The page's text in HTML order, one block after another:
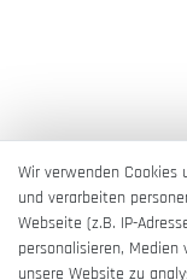
Wir verwenden Cookies
und verarbeiten
Webseite (z.B. IP-
personalisieren,
unsere Website zu